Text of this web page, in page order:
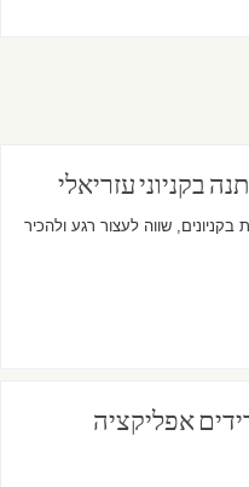
שווה לעצור רגע ולהכיר
אפליקציה